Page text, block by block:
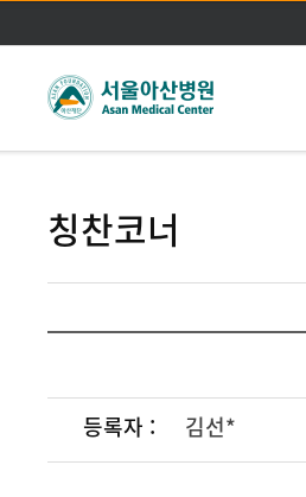
본문바로가
칭찬코너
등록자 : 김선*